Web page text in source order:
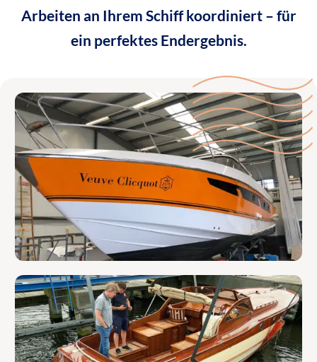
Arbeiten an Ihrem Schiff koordiniert – für
ein perfektes Endergebnis.